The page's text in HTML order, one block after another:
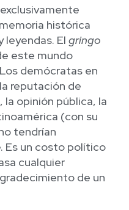
histórica
leyendas. El gringo
este mundo
demócratas en
reputación de
la opinión pública, la
(con su
tendrían
Es un costo político
cualquier
de un